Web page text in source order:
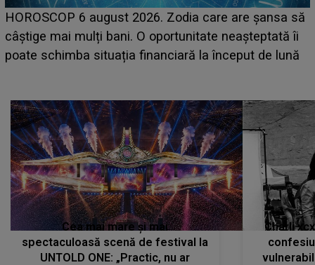
LINE-UP UNTOLD ONE, prima zi. Cine sunt artiștii
care deschid festivalul și de la ce ore au loc cele mai
așteptate concerte pe scena principală?
Cea mai mare și mai
spectaculoasă scenă de festival la
UNTOLD ONE: „Practic, nu ar
Charli